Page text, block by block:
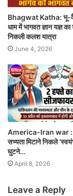
Bhagwat Katha: भू-
धाम में भागवत ज्ञान यज्ञ
निकली कलश यात्रा
June 4, 2026
America-Iran war :
सभ्यता मिटाने निकले
घुटने…
April 8, 2026
Leave a Reply